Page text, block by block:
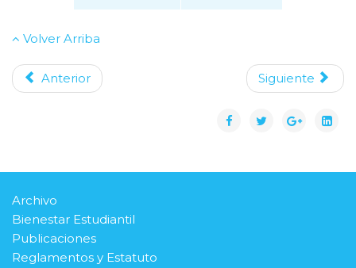
Volver Arriba
Anterior Siguiente
Archivo
Bienestar Estudiantil
Publicaciones
Reglamentos y Estatuto